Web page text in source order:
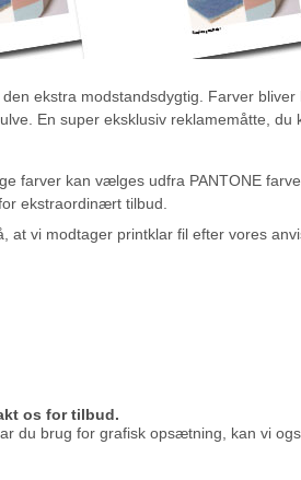
ekstra modstandsdygtig. Farver
En super eksklusiv reklamemåtte,
farver kan vælges udfra PANTONE
ekstraordinært tilbud.
vi modtager printklar fil efter vores
os for tilbud.
du brug for grafisk opsætning, kan vi